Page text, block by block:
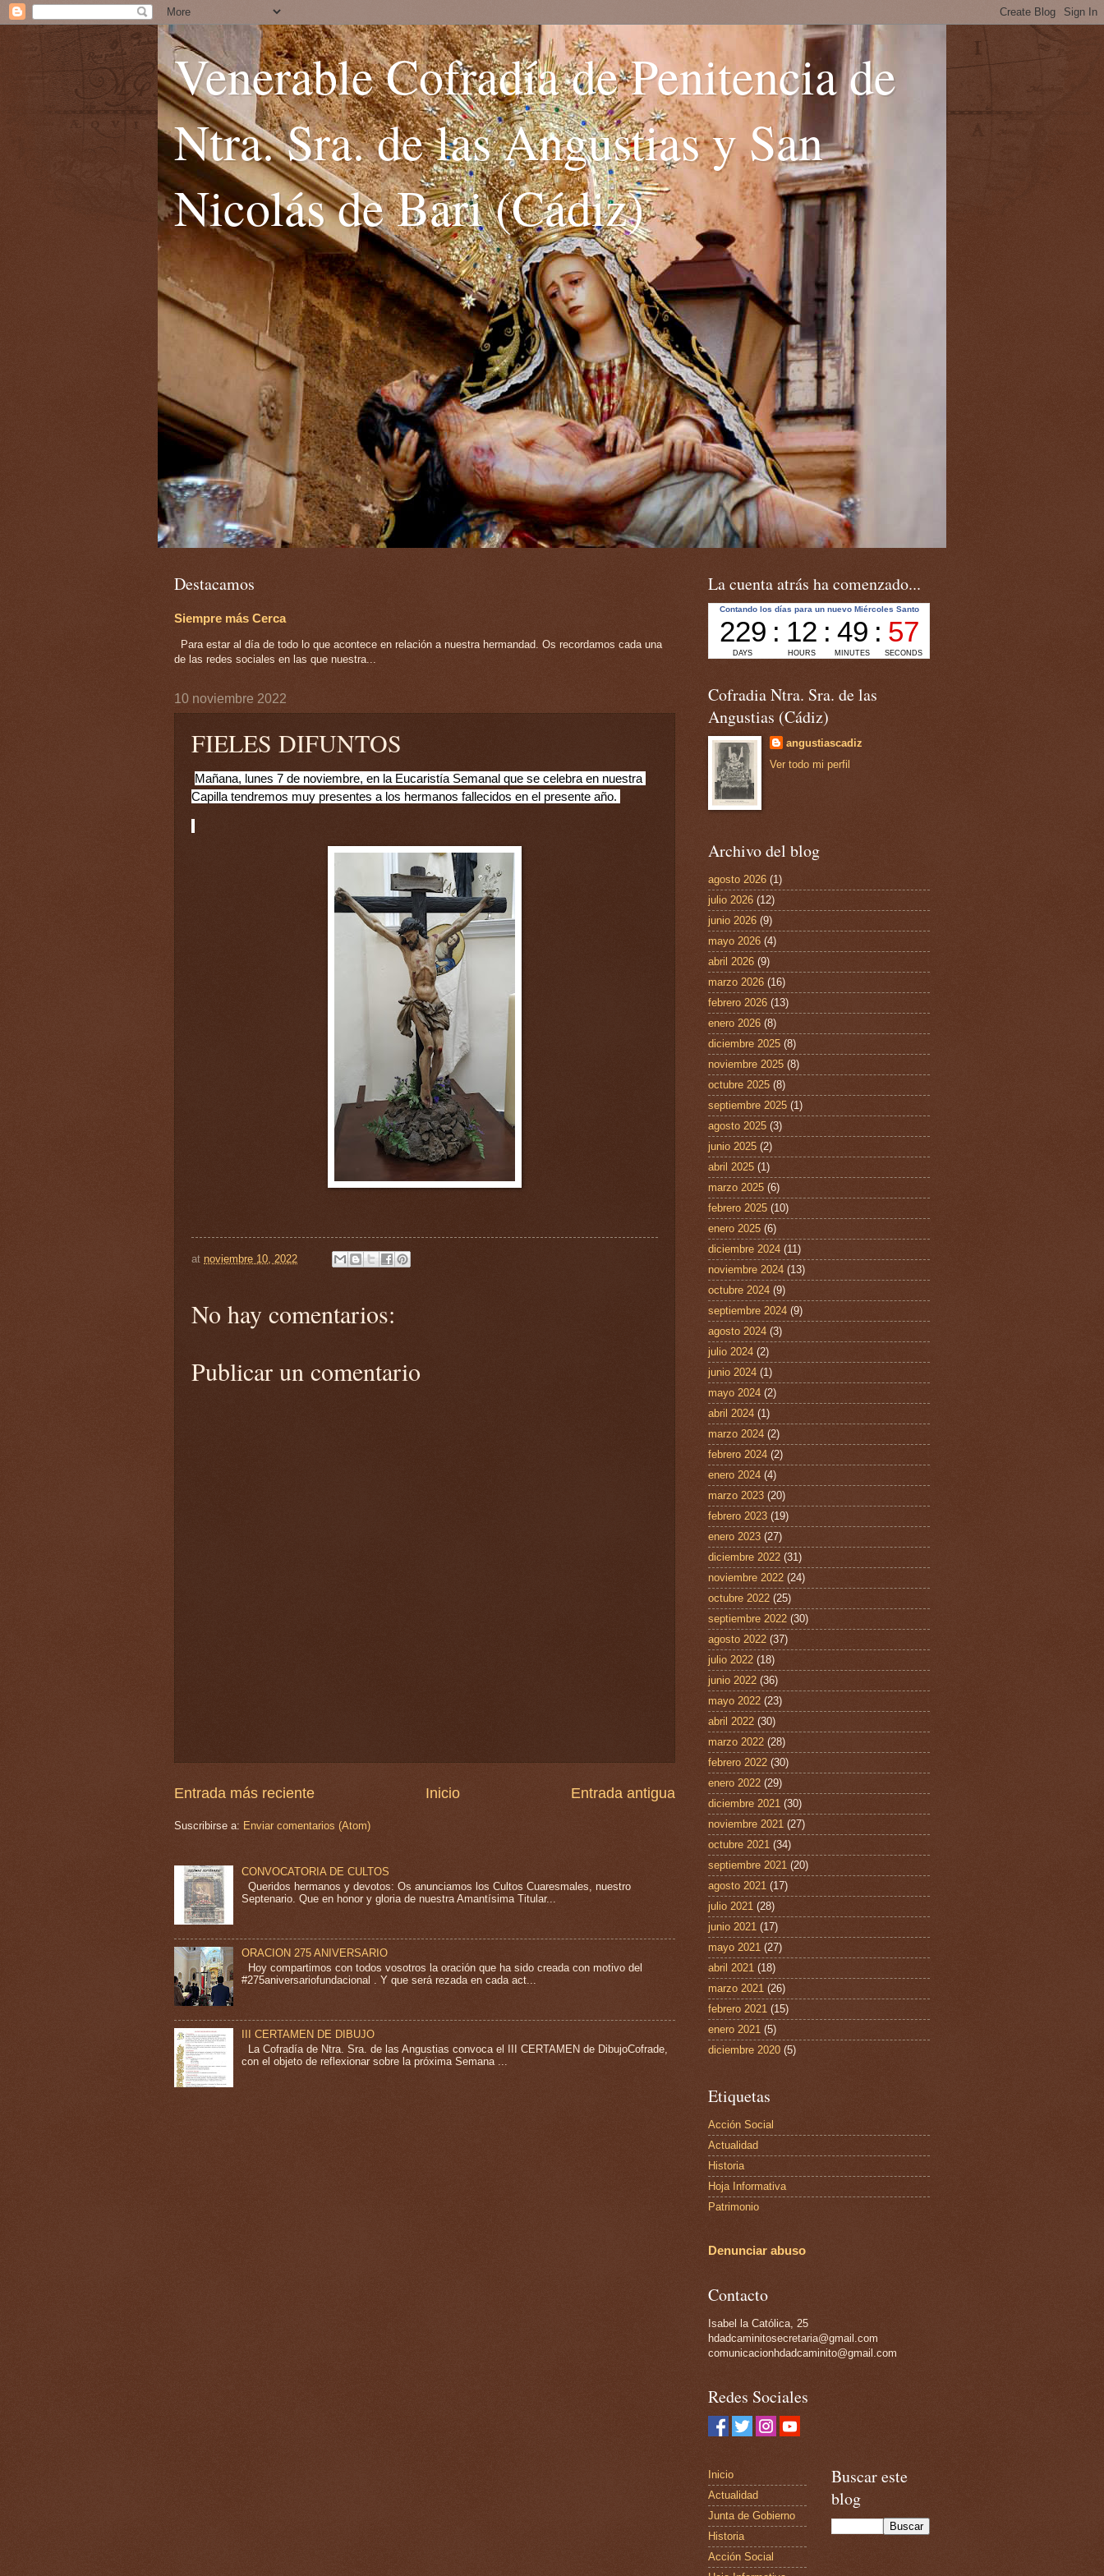
Venerable Cofradía de Penitencia de
Ntra. Sra. de las Angustias y San
Nicolás de Bari (Cádiz)
Destacamos
Siempre más Cerca
Para estar al día de todo lo que acontece en relación a nuestra hermandad. Os recordamos cada una
de las redes sociales en las que nuestra...
10 noviembre 2022
FIELES DIFUNTOS
Mañana, lunes 7 de noviembre, en la Eucaristía Semanal que se celebra en nuestra
Capilla tendremos muy presentes a los hermanos fallecidos en el presente año.
at noviembre 10, 2022
No hay comentarios:
Publicar un comentario
Entrada más reciente Entrada antigua
Inicio
Suscribirse a: Enviar comentarios (Atom)
CONVOCATORIA DE CULTOS
Queridos hermanos y devotos: Os anunciamos los Cultos Cuaresmales, nuestro
Septenario. Que en honor y gloria de nuestra Amantísima Titular...
ORACION 275 ANIVERSARIO
Hoy compartimos con todos vosotros la oración que ha sido creada con motivo del
#275aniversariofundacional . Y que será rezada en cada act...
III CERTAMEN DE DIBUJO
La Cofradía de Ntra. Sra. de las Angustias convoca el III CERTAMEN de DibujoCofrade,
con el objeto de reflexionar sobre la próxima Semana ...
La cuenta atrás ha comenzado...
Cofradia Ntra. Sra. de las
Angustias (Cádiz)
angustiascadiz
Ver todo mi perfil
Archivo del blog
agosto 2026 (1)
julio 2026 (12)
junio 2026 (9)
mayo 2026 (4)
abril 2026 (9)
marzo 2026 (16)
febrero 2026 (13)
enero 2026 (8)
diciembre 2025 (8)
noviembre 2025 (8)
octubre 2025 (8)
septiembre 2025 (1)
agosto 2025 (3)
junio 2025 (2)
abril 2025 (1)
marzo 2025 (6)
febrero 2025 (10)
enero 2025 (6)
diciembre 2024 (11)
noviembre 2024 (13)
octubre 2024 (9)
septiembre 2024 (9)
agosto 2024 (3)
julio 2024 (2)
junio 2024 (1)
mayo 2024 (2)
abril 2024 (1)
marzo 2024 (2)
febrero 2024 (2)
enero 2024 (4)
marzo 2023 (20)
febrero 2023 (19)
enero 2023 (27)
diciembre 2022 (31)
noviembre 2022 (24)
octubre 2022 (25)
septiembre 2022 (30)
agosto 2022 (37)
julio 2022 (18)
junio 2022 (36)
mayo 2022 (23)
abril 2022 (30)
marzo 2022 (28)
febrero 2022 (30)
enero 2022 (29)
diciembre 2021 (30)
noviembre 2021 (27)
octubre 2021 (34)
septiembre 2021 (20)
agosto 2021 (17)
julio 2021 (28)
junio 2021 (17)
mayo 2021 (27)
abril 2021 (18)
marzo 2021 (26)
febrero 2021 (15)
enero 2021 (5)
diciembre 2020 (5)
Etiquetas
Acción Social
Actualidad
Historia
Hoja Informativa
Patrimonio
Denunciar abuso
Contacto
Isabel la Católica, 25
hdadcaminitosecretaria@gmail.com
comunicacionhdadcaminito@gmail.com
Redes Sociales
Inicio
Actualidad
Junta de Gobierno
Historia
Acción Social
Buscar este
blog